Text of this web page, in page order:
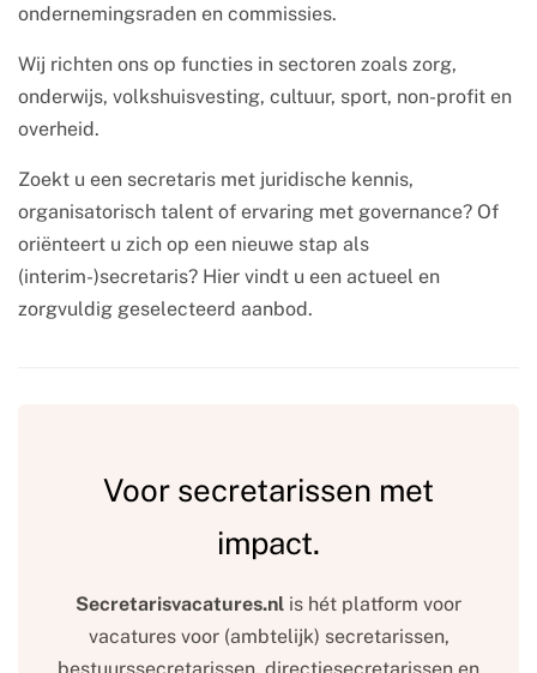
ondernemingsraden en commissies.
Wij richten ons op functies in sectoren zoals zorg,
onderwijs, volkshuisvesting, cultuur, sport, non-profit en
overheid.
Zoekt u een secretaris met juridische kennis,
organisatorisch talent of ervaring met governance? Of
oriënteert u zich op een nieuwe stap als
(interim-)secretaris? Hier vindt u een actueel en
zorgvuldig geselecteerd aanbod.
Voor secretarissen met
impact.
Secretarisvacatures.nl is hét platform voor
vacatures voor (ambtelijk) secretarissen,
bestuurssecretarissen, directiesecretarissen en